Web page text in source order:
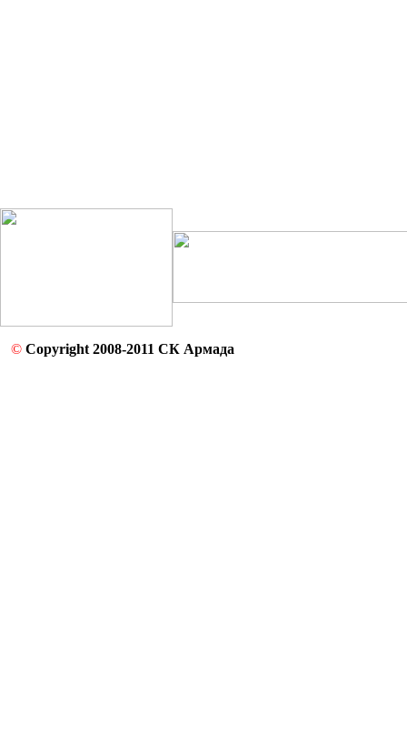
© Copyright 2008-2011 СК Армада